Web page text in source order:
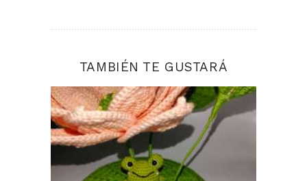
TAMBIÉN TE GUSTARÁ